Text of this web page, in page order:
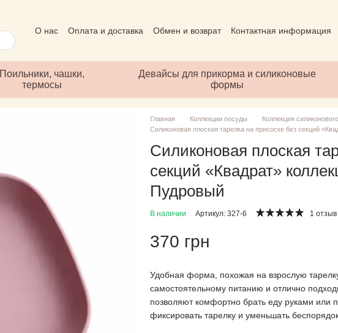
О нас Оплата и доставка Обмен и возврат Контактная информация
Поильники, чашки,
термосы
Девайсы для прикорма и силиконовые
формы
Главная Коллекции посуды Коллекция
Силиконовая плоская тарелка на присоске без секций
Силиконовая плоская
секций «Квадрат»
Пудровый
В наличии Артикул: 327-6 1 отзыв
370 грн
Удобная форма, похожая на взрослую
самостоятельному питанию и отлично
позволяют комфортно брать еду руками или
фиксировать тарелку и уменьшать